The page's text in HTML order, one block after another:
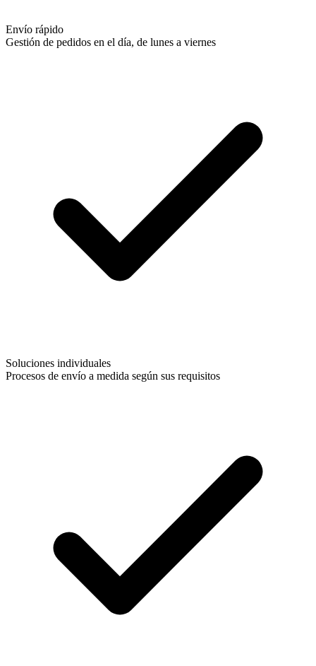
Envío rápido
Gestión de pedidos en el día, de lunes a viernes
Soluciones individuales
Procesos de envío a medida según sus requisitos